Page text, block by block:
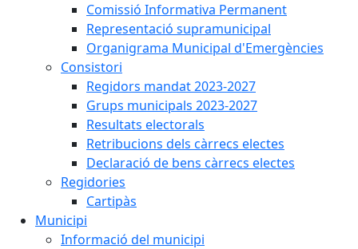
Comissió Informativa Permanent
Representació supramunicipal
Organigrama Municipal d'Emergències
Consistori
Regidors mandat 2023-2027
Grups municipals 2023-2027
Resultats electorals
Retribucions dels càrrecs electes
Declaració de bens càrrecs electes
Regidories
Cartipàs
Municipi
Informació del municipi